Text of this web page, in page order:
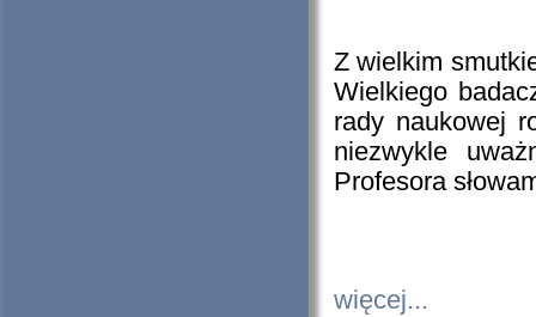
Z wielkim
Wielkiego
rady naukowej
niezwykle
Profesora
więcej...